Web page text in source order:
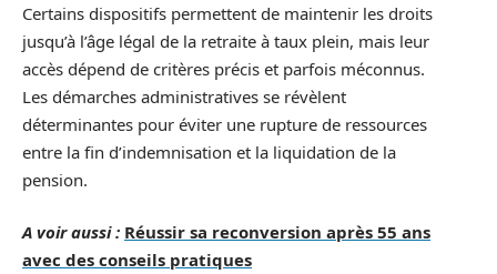
Certains dispositifs permettent de maintenir les droits
jusqu’à l’âge légal de la retraite à taux plein, mais leur
accès dépend de critères précis et parfois méconnus.
Les démarches administratives se révèlent
déterminantes pour éviter une rupture de ressources
entre la fin d’indemnisation et la liquidation de la
pension.
A voir aussi : Réussir sa reconversion après 55 ans
avec des conseils pratiques